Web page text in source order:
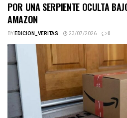
POR UNA SERPIENTE OCULTA
AMAZON
BYEDICION_VERITAS 23/07/2026 0